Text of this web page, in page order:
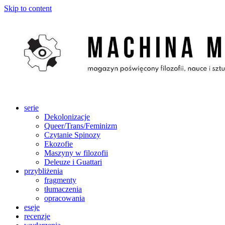
Skip to content
serie
Dekolonizacje
Queer/Trans/Feminizm
Czytanie Spinozy
Ekozofie
Maszyny w filozofii
Deleuze i Guattari
przybliżenia
fragmenty
tłumaczenia
opracowania
eseje
recenzje